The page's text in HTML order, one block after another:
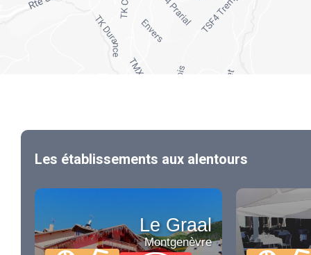
Les établissements aux alentours
Le Graal
Montgenèvre